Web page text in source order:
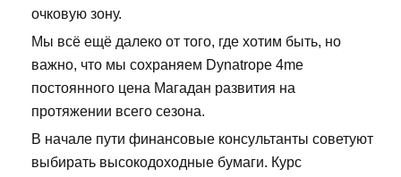
очковую зону.
Мы всё ещё далеко от того, где хотим быть, но
важно, что мы сохраняем Dynatrope 4me
постоянного цена Магадан развития на
протяжении всего сезона.
В начале пути финансовые консультанты советуют
выбирать высокодоходные бумаги. Курс